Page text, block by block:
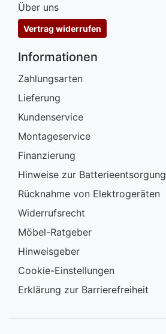
Über uns
Vertrag widerrufen
Informationen
Zahlungsarten
Lieferung
Kundenservice
Montageservice
Finanzierung
Hinweise zur Batterieentsorgung
Rücknahme von Elektrogeräten
Widerrufsrecht
Möbel-Ratgeber
Hinweisgeber
Cookie-Einstellungen
Erklärung zur Barrierefreiheit